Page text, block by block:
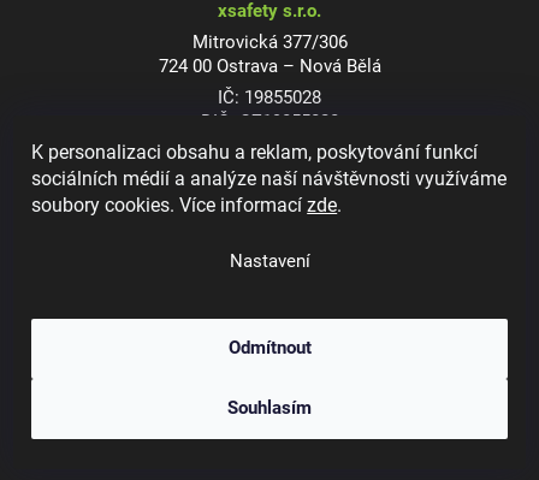
K personalizaci obsahu a reklam, poskytování funkcí
sociálních médií a analýze naší návštěvnosti využíváme
soubory cookies. Více informacízde.
Nastavení
Odmítnout
Souhlasím
xsafety s.r.o.
Mitrovická 377/306
724 00 Ostrava – Nová Bělá
IČ: 19855028
DIČ: CZ19855028
Dioptrické ochranné brýle
. Všechna práva vyhrazena.